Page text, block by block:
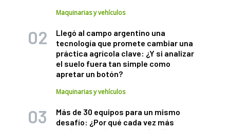
Maquinarias y vehículos
Llegó al campo argentino una
tecnología que promete cambiar una
práctica agrícola clave: ¿Y si analizar
el suelo fuera tan simple como
apretar un botón?
Maquinarias y vehículos
Más de 30 equipos para un mismo
desafío: ¿Por qué cada vez más